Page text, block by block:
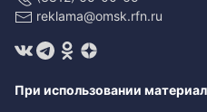
reklama@omsk.rfn.ru
При использовании